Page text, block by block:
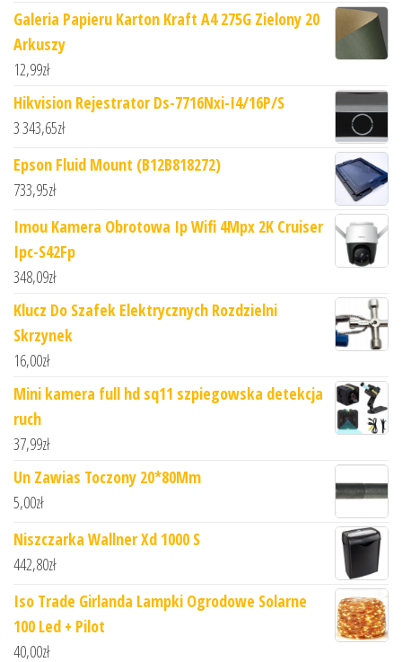
Galeria Papieru Karton Kraft A4 275G Zielony 20
Arkuszy
12,99zł
Hikvision Rejestrator Ds-7716Nxi-I4/16P/S
3 343,65zł
Epson Fluid Mount (B12B818272)
733,95zł
Imou Kamera Obrotowa Ip Wifi 4Mpx 2K Cruiser
Ipc-S42Fp
348,09zł
Klucz Do Szafek Elektrycznych Rozdzielni
Skrzynek
16,00zł
Mini kamera full hd sq11 szpiegowska detekcja
ruch
37,99zł
Un Zawias Toczony 20*80Mm
5,00zł
Niszczarka Wallner Xd 1000 S
442,80zł
Iso Trade Girlanda Lampki Ogrodowe Solarne
100 Led + Pilot
40,00zł